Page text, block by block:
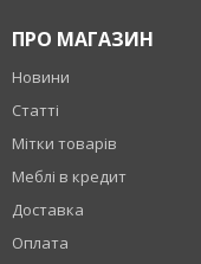
ПРО МАГАЗИН
Новини
Статті
Мітки товарів
Меблі в кредит
Доставка
Оплата